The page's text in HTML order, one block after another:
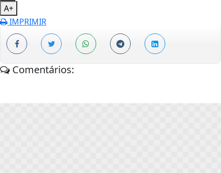
A+
IMPRIMIR
Comentários: